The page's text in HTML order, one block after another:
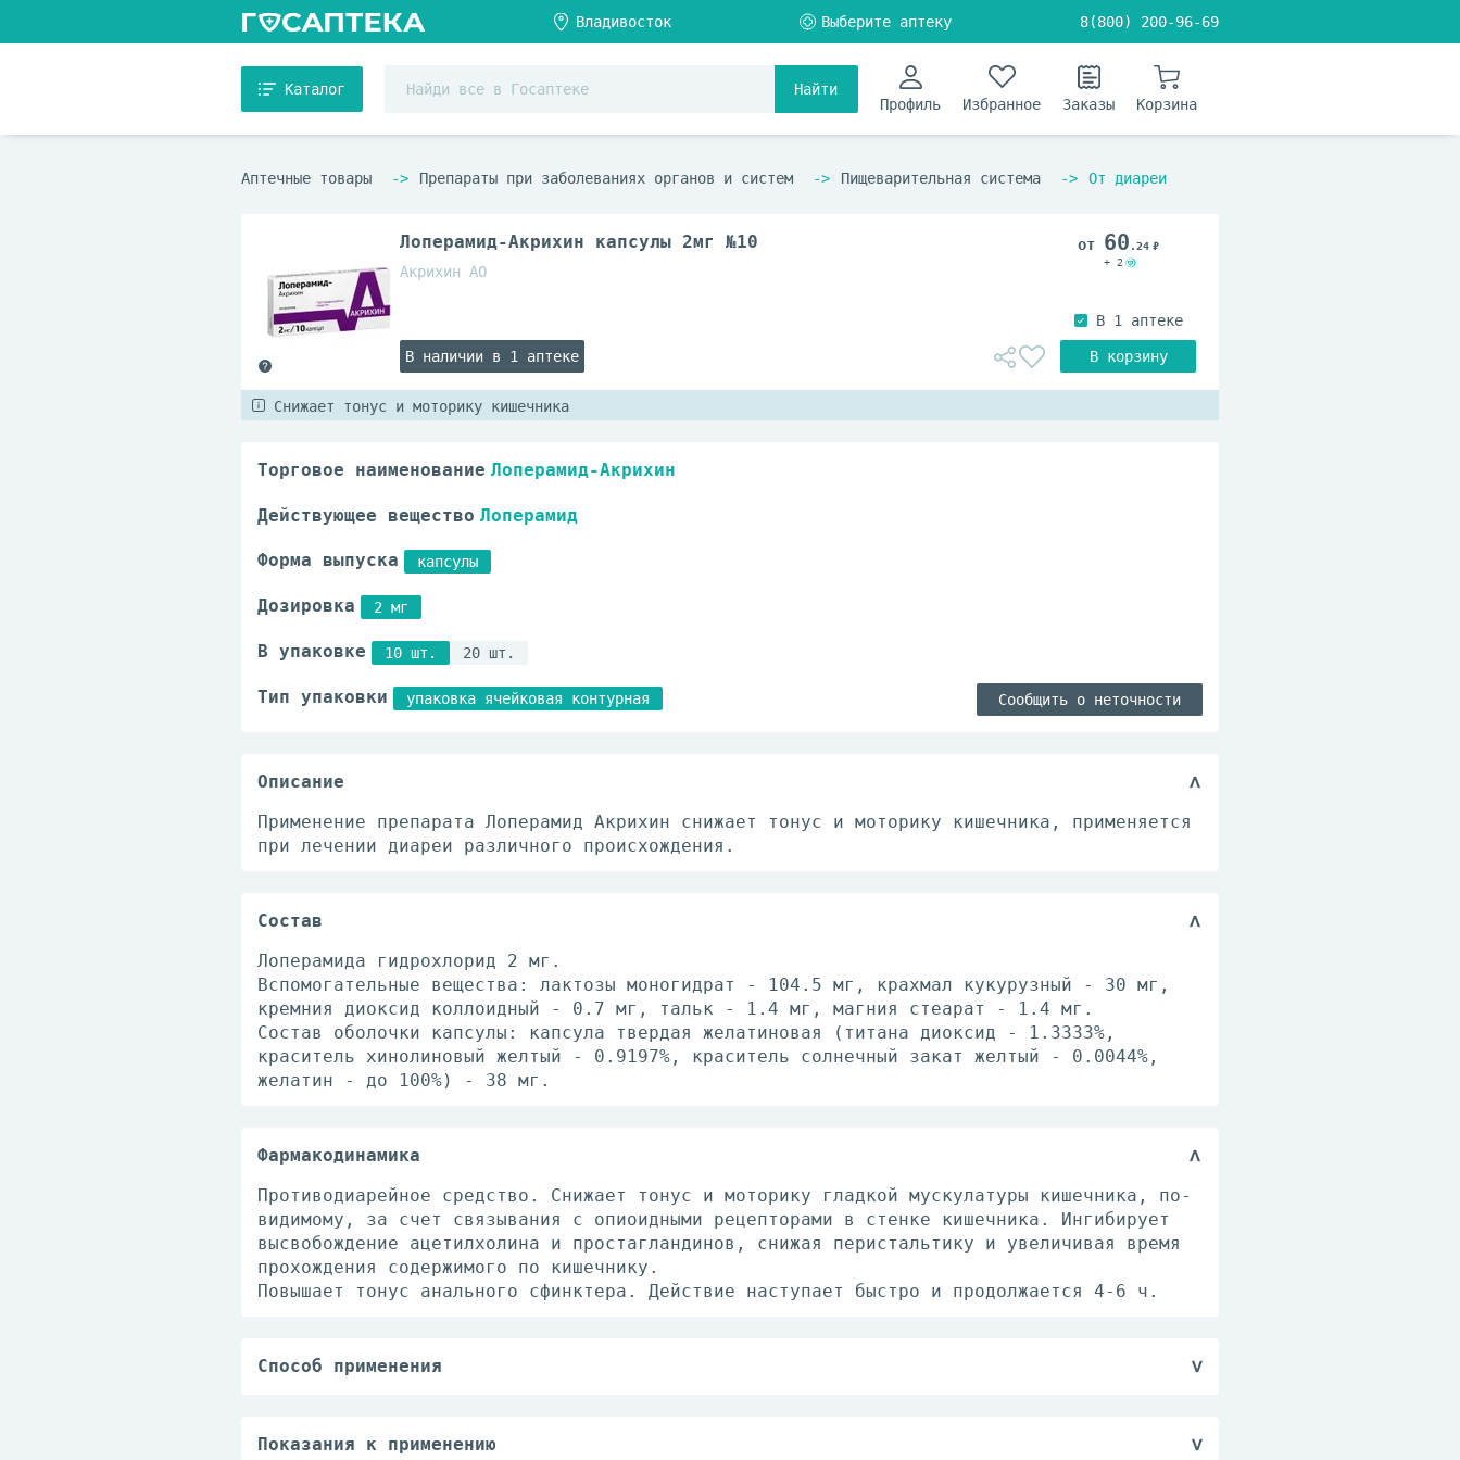
8(800) 200-96-69
Каталог
Найти
Профиль
Избранное Заказы Корзина
Аптечные товары Препараты при заболеваниях органов и систем Пищеварительная система От диареи
Лоперамид-Акрихин капсулы 2мг №10
Акрихин АО
В наличии в 1 аптеке
60 .24
+ 2
Снижает тонус и моторику кишечника
Торговое наименование Лоперамид-Акрихин
Действующее вещество Лоперамид
Форма выпуска капсулы
Дозировка 2 мг
В упаковке 10 шт. 20 шт.
Тип упаковки упаковка ячейковая контурная Сообщить о неточности
Описание
Применение препарата Лоперамид Акрихин снижает тонус и моторику кишечника, применяется
при лечении диареи различного происхождения.
Состав
Лоперамида гидрохлорид 2 мг.
Вспомогательные вещества: лактозы моногидрат - 104.5 мг, крахмал кукурузный - 30 мг,
кремния диоксид коллоидный - 0.7 мг, тальк - 1.4 мг, магния стеарат - 1.4 мг.
Состав оболочки капсулы: капсула твердая желатиновая (титана диоксид - 1.3333%,
краситель хинолиновый желтый - 0.9197%, краситель солнечный закат желтый - 0.0044%,
желатин - до 100%) - 38 мг.
Фармакодинамика
Противодиарейное средство. Снижает тонус и моторику гладкой мускулатуры кишечника, по-
видимому, за счет связывания с опиоидными рецепторами в стенке кишечника. Ингибирует
высвобождение ацетилхолина и простагландинов, снижая перистальтику и увеличивая время
прохождения содержимого по кишечнику.
Повышает тонус анального сфинктера. Действие наступает быстро и продолжается 4-6 ч.
Способ применения
поддерживающую дозу подбирают так, чтобы частота стула составляла 1-2 раза в сут (2-12
Показания к применению